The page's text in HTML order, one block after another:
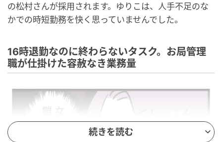
の松村さんが採用されます。ゆりこは、人手不足のな
かでの時短勤務を快く思っていませんでした。
16時退勤なのに終わらないタスク。お局管理
職が仕掛けた容赦なき業務量
続きを読む